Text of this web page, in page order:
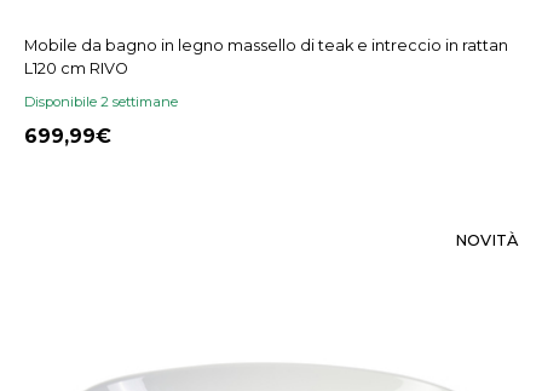
Mobile da bagno in legno massello di teak e intreccio in rattan
L120 cm RIVO
Disponibile 2 settimane
699,99
NOVITÀ